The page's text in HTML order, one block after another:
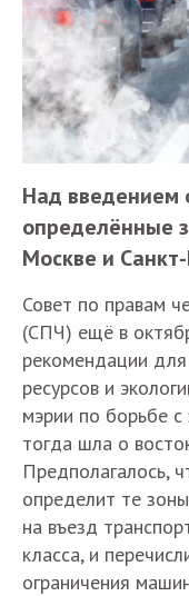
Над введением
определённые
Москве и
Совет по правам
(СПЧ) ещё в
рекомендации
ресурсов и
мэрии по борьбе с
тогда шла о
Предполагалось,
определит те
на въезд
класса, и
ограничения